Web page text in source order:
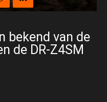
bekend van de
de DR-Z4SM